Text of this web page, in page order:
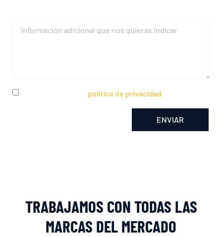
política de privacidad
ENVIAR
TRABAJAMOS CON TODAS LAS
MARCAS DEL MERCADO